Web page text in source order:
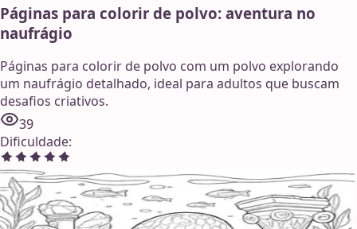
Páginas para colorir de polvo: aventura no
naufrágio
Páginas para colorir de polvo com um polvo explorando
um naufrágio detalhado, ideal para adultos que buscam
desafios criativos.
39
Dificuldade: